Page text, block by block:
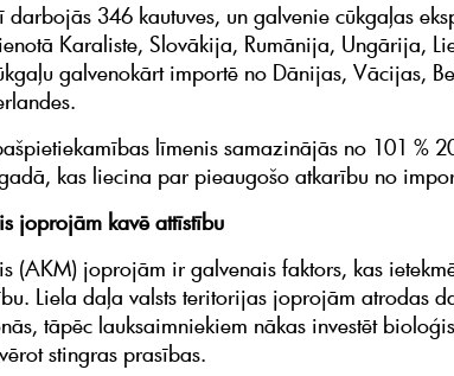
darbojās 346 kautuves, un galvenie cūkgaļas
Karaliste, Slovākija, Rumānija, Ungārija,
galvenokārt importē no Dānijas, Vācijas,
līmenis samazinājās no 101 %
kas liecina par pieaugošo atkarību no
joprojām kavē attīstību
(AKM) joprojām ir galvenais faktors, kas
Liela daļa valsts teritorijas joprojām atrodas
tāpēc lauksaimniekiem nākas investēt
stingras prasības.